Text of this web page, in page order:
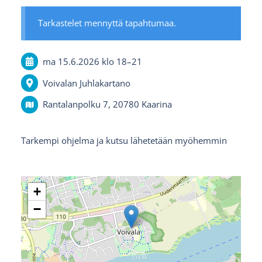
Tarkastelet mennyttä tapahtumaa.
ma 15.6.2026 klo 18–21
Voivalan Juhlakartano
Rantalanpolku 7, 20780 Kaarina
Tarkempi ohjelma ja kutsu lähetetään myöhemmin
+
−